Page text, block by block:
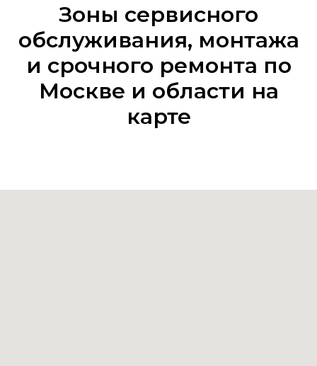
Зоны сервисного
обслуживания, монтажа
и срочного ремонта по
Москве и области на
карте